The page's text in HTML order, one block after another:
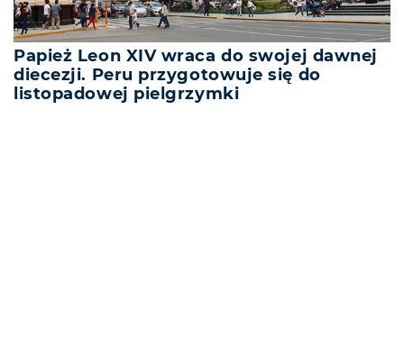
Papież Leon XIV wraca do swojej dawnej
diecezji. Peru przygotowuje się do
listopadowej pielgrzymki